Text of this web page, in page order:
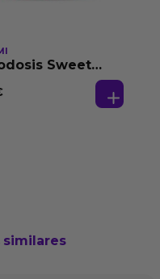
Sweet
Agua 4 ml
similares